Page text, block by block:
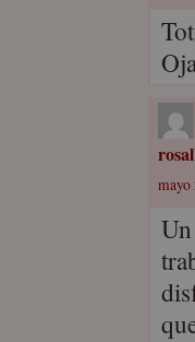
mayo